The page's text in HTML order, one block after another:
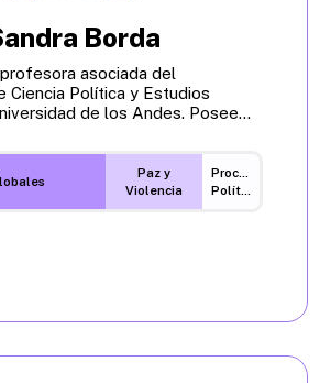
Borda
asociada del
Ciencia Política y Estudios
de los Andes. Posee...
Paz y
Violencia
Procesos
Políticos